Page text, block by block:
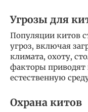
Угрозы для
Популяции китов
угроз, включая
климата, охоту,
факторы приводят
естественную
Охрана китов